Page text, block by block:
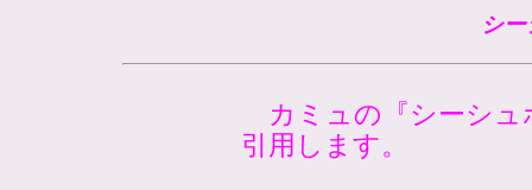
シ
カミュの『シーシュ
引用します。